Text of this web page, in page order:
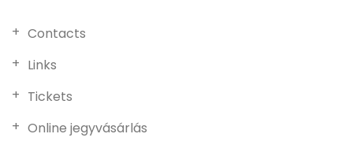
Contacts
Links
Tickets
Online jegyvásárlás